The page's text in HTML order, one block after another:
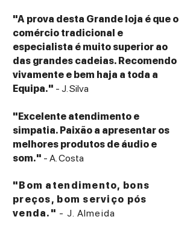
"A prova desta Grande loja é que o
comércio tradicional e
especialista é muito superior ao
das grandes cadeias. Recomendo
vivamente e bem haja a toda a
Equipa." - J. Silva
"Excelente atendimento e
simpatia. Paixão a apresentar os
melhores produtos de áudio e
som." - A. Costa
"Bom atendimento, bons
preços, bom serviço pós
venda." - J. Almeida